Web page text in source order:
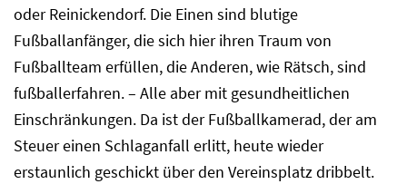
oder Reinickendorf. Die Einen sind blutige
Fußballanfänger, die sich hier ihren Traum von
Fußballteam erfüllen, die Anderen, wie Rätsch, sind
fußballerfahren. – Alle aber mit gesundheitlichen
Einschränkungen. Da ist der Fußballkamerad, der am
Steuer einen Schlaganfall erlitt, heute wieder
erstaunlich geschickt über den Vereinsplatz dribbelt.